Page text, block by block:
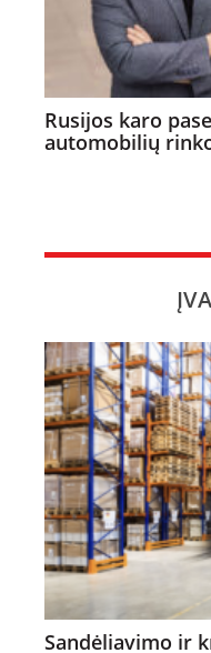
Rusijos karo
automobilių
Sandėliavimo ir